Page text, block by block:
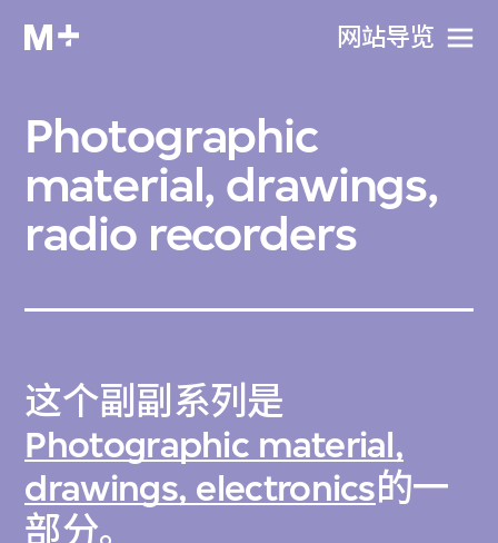
网站导览
Photographic
material, drawings,
radio recorders
这个副副系列是
Photographic material,
drawings, electronics的一
部分。